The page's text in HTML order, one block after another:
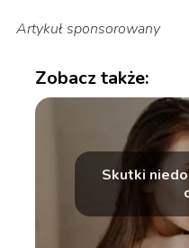
Artykuł sponsorowany
Zobacz także:
Skutki